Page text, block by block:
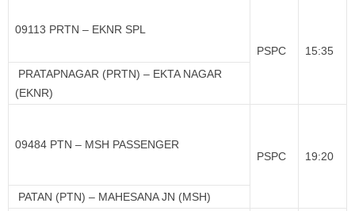
09113 PRTN – EKNR SPL
PSPC
15:35
PRATAPNAGAR (PRTN) – EKTA NAGAR
(EKNR)
09484 PTN – MSH PASSENGER
PSPC
19:20
PATAN (PTN) – MAHESANA JN (MSH)